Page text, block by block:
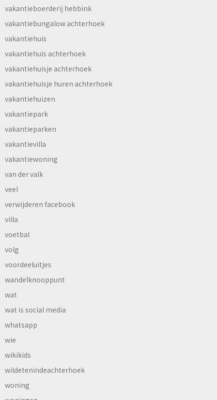
vakantieboerderij hebbink
vakantiebungalow achterhoek
vakantiehuis
vakantiehuis achterhoek
vakantiehuisje achterhoek
vakantiehuisje huren achterhoek
vakantiehuizen
vakantiepark
vakantieparken
vakantievilla
vakantiewoning
van der valk
veel
verwijderen facebook
villa
voetbal
volg
voordeeluitjes
wandelknooppunt
wat
wat is social media
whatsapp
wie
wikikids
wildetenindeachterhoek
woning